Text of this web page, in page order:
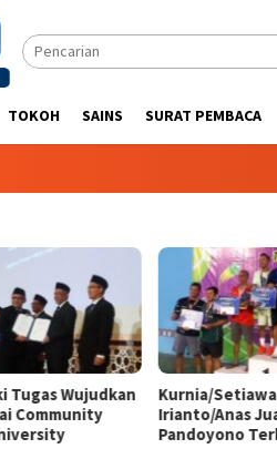
TOKOH SAINS SURAT PEMBACA
Tugas Wujudkan
Community
Kurnia/
Irianto/Anas
Pandoyono